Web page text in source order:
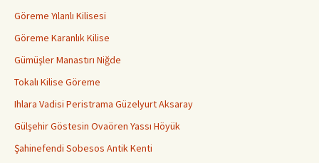
Göreme Yılanlı Kilisesi
Göreme Karanlık Kilise
Gümüşler Manastırı Niğde
Tokalı Kilise Göreme
Ihlara Vadisi Peristrama Güzelyurt Aksaray
Gülşehir Göstesin Ovaören Yassı Höyük
Şahinefendi Sobesos Antik Kenti